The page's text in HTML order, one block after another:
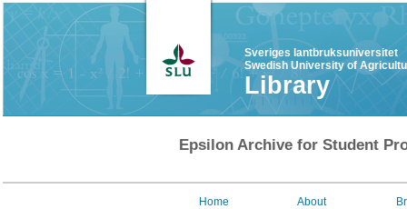
Sveriges lantbruksuniversitet
Swedish University of
Library
Epsilon Archive for Student
Home About